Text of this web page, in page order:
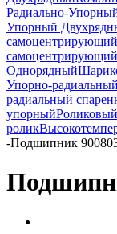
Радиально-
Упорный
Однорядный
Упорно-
радиальный
упорный
ролик
-Подшипник